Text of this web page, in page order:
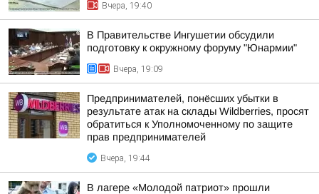
Вчера, 19:40
В Правительстве Ингушетии обсудили
подготовку к окружному форуму "Юнармии"
Вчера, 19:09
Предпринимателей, понёсших убытки в
результате атак на склады Wildberries, просят
обратиться к Уполномоченному по защите
прав предпринимателей
Вчера, 19:44
В лагере «Молодой патриот» прошли